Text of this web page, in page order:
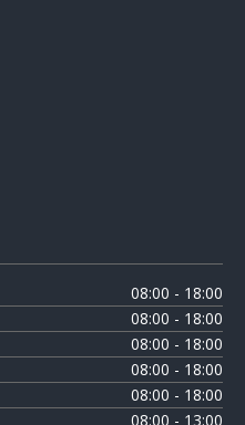
08:00 - 18:00
08:00 - 18:00
08:00 - 18:00
08:00 - 18:00
08:00 - 18:00
08:00 - 13:00